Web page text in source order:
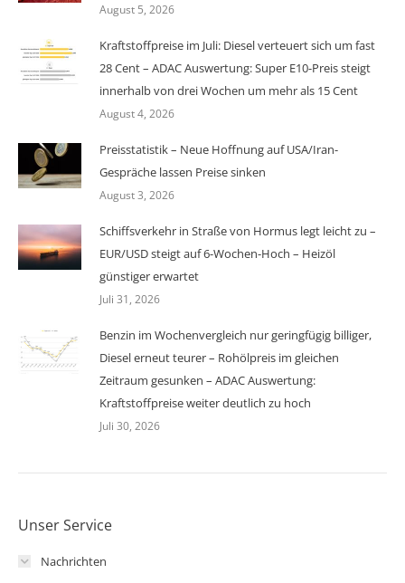
August 5, 2026
Kraftstoffpreise im Juli: Diesel verteuert sich um fast
28 Cent – ADAC Auswertung: Super E10-Preis steigt
innerhalb von drei Wochen um mehr als 15 Cent
August 4, 2026
Preisstatistik – Neue Hoffnung auf USA/Iran-
Gespräche lassen Preise sinken
August 3, 2026
Schiffsverkehr in Straße von Hormus legt leicht zu –
EUR/USD steigt auf 6-Wochen-Hoch – Heizöl
günstiger erwartet
Juli 31, 2026
Benzin im Wochenvergleich nur geringfügig billiger,
Diesel erneut teurer – Rohölpreis im gleichen
Zeitraum gesunken – ADAC Auswertung:
Kraftstoffpreise weiter deutlich zu hoch
Juli 30, 2026
Unser Service
Nachrichten